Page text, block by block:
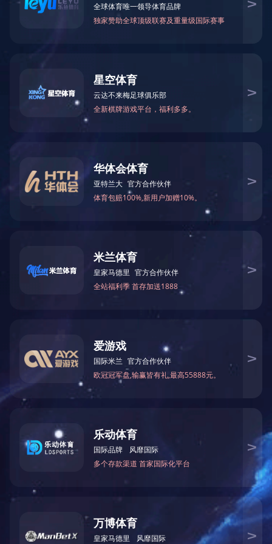
龙门锯床-GB42100*100
规格型号：GB42100*100
设备名称：龙门锯床
制造商：浙江锯力煌
备注：